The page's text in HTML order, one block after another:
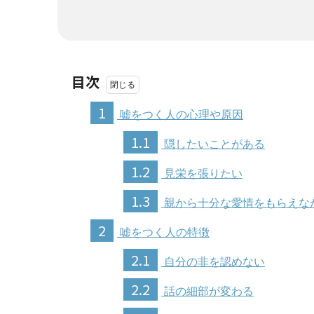
目次
1
嘘をつく人の心理や原因
1.1 隠したいことがある
1.2 見栄を張りたい
1.3 親から十分な愛情をもらえな
2 嘘をつく人の特徴
2.1 自分の非を認めない
2.2 話の細部が変わる